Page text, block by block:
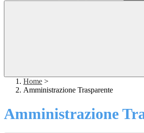
Home >
Amministrazione Trasparente
Amministrazione